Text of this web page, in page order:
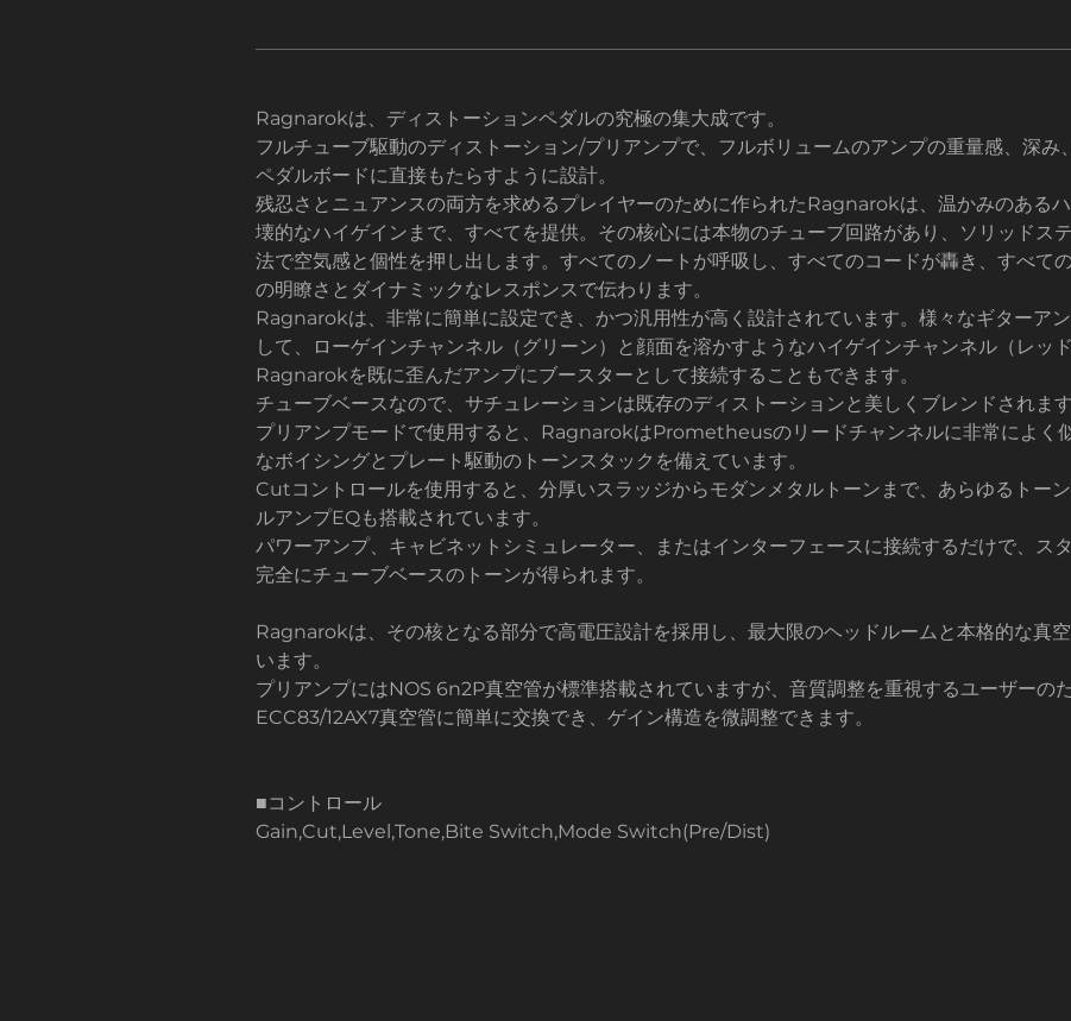
Ragnarokは、ディストーションペダルの究極の集大成です。
フルチューブ駆動のディストーション/プリアンプで、フルボリュームのアンプの重量感、深み
ペダルボードに直接もたらすように設計。
残忍さとニュアンスの両方を求めるプレイヤーのために作られたRagnarokは、温かみのある
壊的なハイゲインまで、すべてを提供。その核心には本物のチューブ回路があり、ソリッドス
法で空気感と個性を押し出します。すべてのノートが呼吸し、すべてのコードが轟き、すべて
の明瞭さとダイナミックなレスポンスで伝わります。
Ragnarokは、非常に簡単に設定でき、かつ汎用性が高く設計されています。様々なギターア
して、ローゲインチャンネル（グリーン）と顔面を溶かすようなハイゲインチャンネル（レッ
Ragnarokを既に歪んだアンプにブースターとして接続することもできます。
チューブベースなので、サチュレーションは既存のディストーションと美しくブレンドされます
プリアンプモードで使用すると、RagnarokはPrometheusのリードチャンネルに非常によく
なボイシングとプレート駆動のトーンスタックを備えています。
Cutコントロールを使用すると、分厚いスラッジからモダンメタルトーンまで、あらゆるトー
ルアンプEQも搭載されています。
パワーアンプ、キャビネットシミュレーター、またはインターフェースに接続するだけで、ス
完全にチューブベースのトーンが得られます。
Ragnarokは、その核となる部分で高電圧設計を採用し、最大限のヘッドルームと本格的な真
います。
プリアンプにはNOS 6n2P真空管が標準搭載されていますが、音質調整を重視するユーザーの
ECC83/12AX7真空管に簡単に交換でき、ゲイン構造を微調整できます。
■コントロール
Gain,Cut,Level,Tone,Bite Switch,Mode Switch(Pre/Dist)